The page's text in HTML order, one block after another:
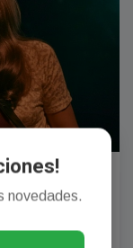
canción de
desayuno y
novedades.